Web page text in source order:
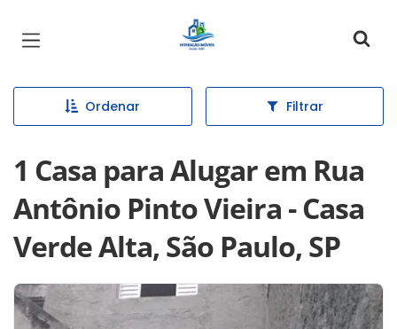
Página inicial
Ordenar Filtrar
1 Casa para Alugar em Rua
Antônio Pinto Vieira - Casa
Verde Alta, São Paulo, SP